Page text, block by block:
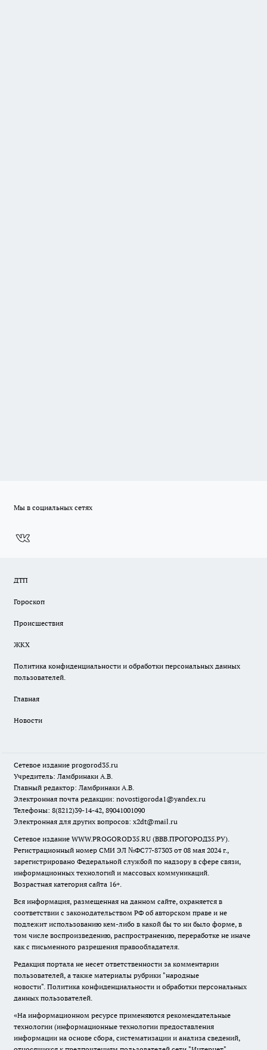
Мы в социальных сетях
ДТП
Гороскоп
Происшествия
ЖКХ
Политика конфиденциальности и обработки персональных данных
пользователей.
Главная
Новости
Сетевое издание progorod35.ru
Учредитель: Ламбринаки А.В.
Главный редактор: Ламбринаки А.В.
Электронная почта редакции: novostigoroda1@yandex.ru
Телефоны: 8(8212)39-14-42, 89041001090
Электронная для других вопросов: x2dt@mail.ru
Сетевое издание WWW.PROGOROD35.RU (ВВВ.ПРОГОРОД35.РУ).
Регистрационный номер СМИ ЭЛ №ФС77-87303 от 08 мая 2024 г.,
зарегистрировано Федеральной службой по надзору в сфере связи,
информационных технологий и массовых коммуникаций.
Возрастная категория сайта 16+.
Вся информация, размещенная на данном сайте, охраняется в
соответствии с законодательством РФ об авторском праве и не
подлежит использованию кем-либо в какой бы то ни было форме, в
том числе воспроизведению, распространению, переработке не иначе
как с письменного разрешения правообладателя.
Редакция портала не несет ответственности за комментарии
пользователей, а также материалы рубрики "народные
новости". Политика конфиденциальности и обработки персональных
данных пользователей.
«На информационном ресурсе применяются рекомендательные
технологии (информационные технологии предоставления
информации на основе сбора, систематизации и анализа сведений,